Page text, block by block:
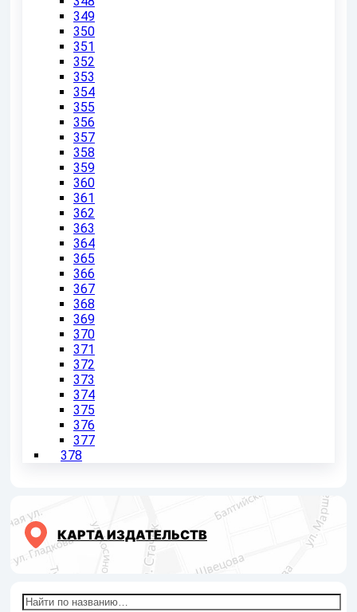
349
350
351
352
353
354
355
356
357
358
359
360
361
362
363
364
365
366
367
368
369
370
371
372
373
374
375
376
377
378
КАРТА ИЗДАТЕЛЬСТВ